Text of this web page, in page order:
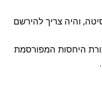
והיה צריך להירשם
היחסות המפורסמת